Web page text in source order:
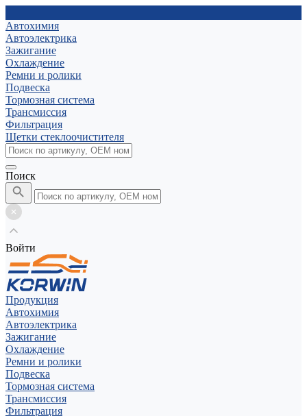
Автохимия
Автоэлектрика
Зажигание
Охлаждение
Ремни и ролики
Подвеска
Тормозная система
Трансмиссия
Фильтрация
Щетки стеклоочистителя
Поиск
Войти
Продукция
Автохимия
Автоэлектрика
Зажигание
Охлаждение
Ремни и ролики
Подвеска
Тормозная система
Трансмиссия
Фильтрация